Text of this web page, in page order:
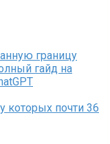
границу
гайд на
которых почти 36